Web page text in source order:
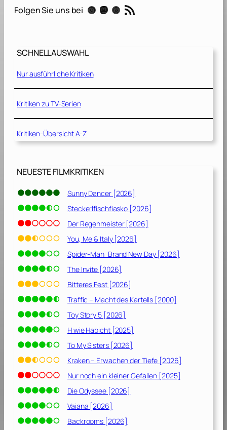
o
o
K
i
n
2
0
2
Folgen Sie uns bei Instagram Mastodon Threads RSS-Feed
SCHNELLAUSWAHL
Nur ausführliche Kritiken
Kritiken zu TV-Serien
Kritiken-Übersicht A-Z
NEUESTE FILMKRITIKEN
Sunny Dancer [2026]
Steckerlfischfiasko [2026]
Der Regenmeister [2026]
You, Me & Italy [2026]
Spider-Man: Brand New Day [2026]
The Invite [2026]
Bitteres Fest [2026]
Traffic – Macht des Kartells [2000]
Toy Story 5 [2026]
H wie Habicht [2025]
To My Sisters [2026]
Kraken – Erwachen der Tiefe [2026]
Nur noch ein kleiner Gefallen [2025]
Die Odyssee [2026]
Vaiana [2026]
Backrooms [2026]